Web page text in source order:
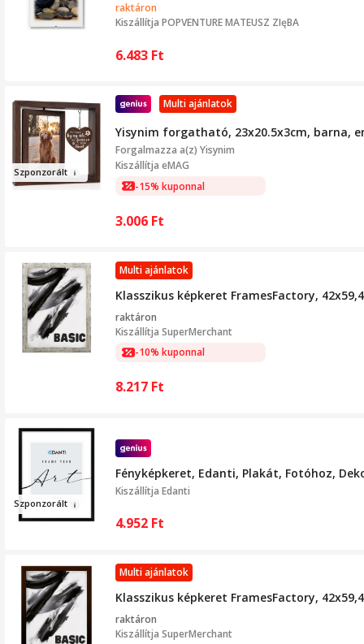
raktáron
Kiszállítja POPVENTURE MATEUSZ ZIęBA
6.483 Ft
Szponzorált
Multi ajánlatok
Yisynim forgatható, 23x20.5x3cm, barna,
Forgalmazza a(z) Yisynim
Kiszállítja eMAG
-15% kuponnal
3.006 Ft
Multi ajánlatok
Klasszikus képkeret FramesFactory,
raktáron
Kiszállítja SuperMerchant
-10% kuponnal
8.217 Ft
Szponzorált
Fényképkeret, Edanti, Plakát, Fotóhoz,
Kiszállítja Edanti
4.952 Ft
Multi ajánlatok
Klasszikus képkeret FramesFactory,
raktáron
Kiszállítja SuperMerchant